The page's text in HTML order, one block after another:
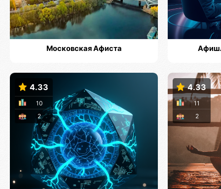
Московская Афиста
4.33
2
10
4.33
2
11